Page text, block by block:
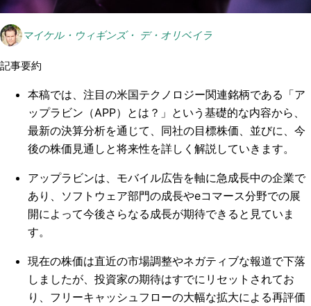
マイケル・ウィギンズ・ デ・オリベイラ
記事要約
本稿では、注目の米国テクノロジー関連銘柄である「ア
ップラビン（APP）とは？」という基礎的な内容から、
最新の決算分析を通じて、同社の目標株価、並びに、今
後の株価見通しと将来性を詳しく解説していきます。
アップラビンは、モバイル広告を軸に急成長中の企業で
あり、ソフトウェア部門の成長やeコマース分野での展
開によって今後さらなる成長が期待できると見ていま
す。
現在の株価は直近の市場調整やネガティブな報道で下落
しましたが、投資家の期待はすでにリセットされてお
り、フリーキャッシュフローの大幅な拡大による再評価